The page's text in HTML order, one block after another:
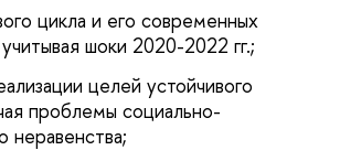
цикла и его современных
шоки 2020-2022 гг.;
целей устойчивого
проблемы социально-
неравенства;